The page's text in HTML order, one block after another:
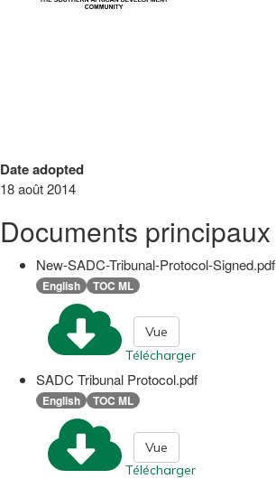
Date adopted
18 août 2014
Documents principaux
New-SADC-Tribunal-Protocol-Signed.pdf
English TOC ML
Télécharger
Vue
SADC Tribunal Protocol.pdf
English TOC ML
Télécharger
Vue